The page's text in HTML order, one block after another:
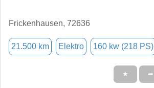
Frickenhausen, 72636
21.500 km Elektro 160 kw (218 PS)
★ ➦